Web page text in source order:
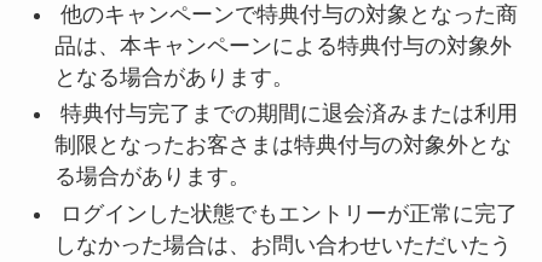
他のキャンペーンで特典付与の対象となった商
品は、本キャンペーンによる特典付与の対象外
となる場合があります。
特典付与完了までの期間に退会済みまたは利用
制限となったお客さまは特典付与の対象外とな
る場合があります。
ログインした状態でもエントリーが正常に完了
しなかった場合は、お問い合わせいただいたう